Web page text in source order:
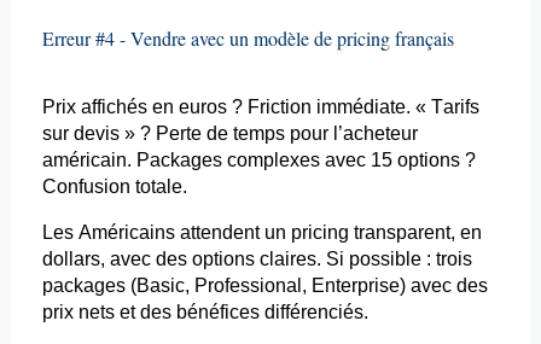
Erreur #4 - Vendre avec un modèle depricingfrançais
Prix affichés en euros ? Friction immédiate. « Tarifs
sur devis » ? Perte de temps pour l’acheteur
américain. Packagescomplexes avec 15 options ?
Confusion totale.
Les Américains attendent un pricing transparent, en
dollars, avec des options claires. Si possible : trois
packages (Basic, Professional, Enterprise) avec des
prix nets et des bénéfices différenciés.